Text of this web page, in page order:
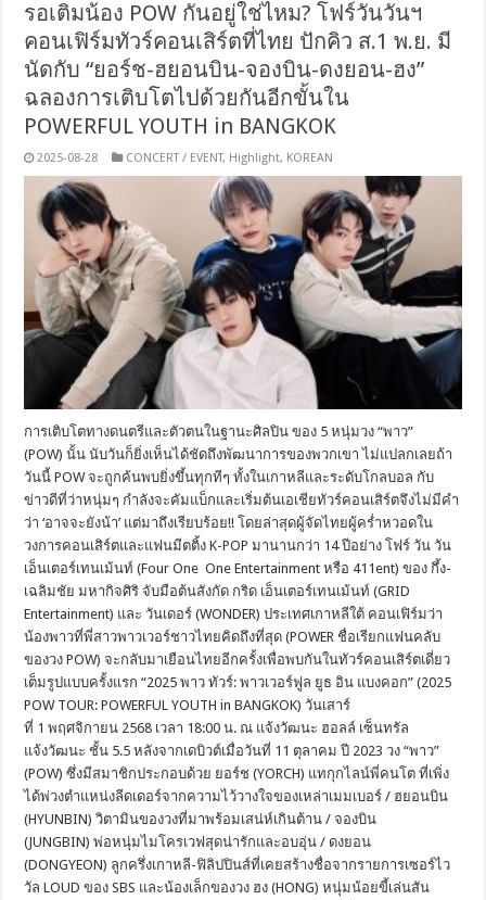
รอเติมน้อง POW กันอยู่ใช่ไหม? โฟร์วันวันฯ
คอนเฟิร์มทัวร์คอนเสิร์ตที่ไทย ปักคิว ส.1 พ.ย. มี
นัดกับ “ยอร์ช-ฮยอนบิน-จองบิน-ดงยอน-ฮง”
ฉลองการเติบโตไปด้วยกันอีกขั้นใน
POWERFUL YOUTH in BANGKOK
2025-08-28 CONCERT / EVENT, Highlight, KOREAN
การเติบโตทางดนตรีและตัวตนในฐานะศิลปิน ของ 5 หนุ่มวง “พาว”
(POW) นั้น นับวันก็ยิ่งเห็นได้ชัดถึงพัฒนาการของพวกเขา ไม่แปลกเลยถ้า
วันนี้ POW จะถูกค้นพบยิ่งขึ้นทุกทีๆ ทั้งในเกาหลีและระดับโกลบอล กับ
ข่าวดีที่ว่าหนุ่มๆ กำลังจะคัมแบ็กและเริ่มต้นเอเชียทัวร์คอนเสิร์ตจึงไม่มีคำ
ว่า ‘อาจจะยังน้า’ แต่มาถึงเรียบร้อย!! โดยล่าสุดผู้จัดไทยผู้คร่ำหวอดใน
วงการคอนเสิร์ตและแฟนมีตติ้ง K-POP มานานกว่า 14 ปีอย่าง โฟร์ วัน วัน
เอ็นเตอร์เทนเม้นท์ (Four One One Entertainment หรือ 411ent) ของ กึ้ง-
เฉลิมชัย มหากิจศิริ จับมือต้นสังกัด กริด เอ็นเตอร์เทนเม้นท์ (GRID
Entertainment) และ วันเดอร์ (WONDER) ประเทศเกาหลีใต้ คอนเฟิร์มว่า
น้องพาวที่พี่สาวพาวเวอร์ชาวไทยคิดถึงที่สุด (POWER ชื่อเรียกแฟนคลับ
ของวง POW) จะกลับมาเยือนไทยอีกครั้งเพื่อพบกันในทัวร์คอนเสิร์ตเดี่ยว
เต็มรูปแบบครั้งแรก “2025 พาว ทัวร์: พาวเวอร์ฟูล ยูธ อิน แบงคอก” (2025
POW TOUR: POWERFUL YOUTH in BANGKOK) วันเสาร์
ที่ 1 พฤศจิกายน 2568 เวลา 18:00 น. ณ แจ้งวัฒนะ ฮอลล์ เซ็นทรัล
แจ้งวัฒนะ ชั้น 5.5 หลังจากเดบิวต์เมื่อวันที่ 11 ตุลาคม ปี 2023 วง “พาว”
(POW) ซึ่งมีสมาชิกประกอบด้วย ยอร์ช (YORCH) แทกุกไลน์พี่คนโต ที่เพิ่ง
ได้พ่วงตำแหน่งลีดเดอร์จากความไว้วางใจของเหล่าเมมเบอร์ / ฮยอนบิน
(HYUNBIN) วิตามินของวงที่มาพร้อมเสน่ห์เกินต้าน / จองบิน
(JUNGBIN) พ่อหนุ่มไมโครเวฟสุดน่ารักและอบอุ่น / ดงยอน
(DONGYEON) ลูกครึ่งเกาหลี-ฟิลิปปินส์ที่เคยสร้างชื่อจากรายการเซอร์ไว
วัล LOUD ของ SBS และน้องเล็กของวง ฮง (HONG) หนุ่มน้อยขี้เล่นสัน